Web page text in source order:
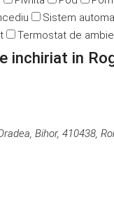
Sistem
Termostat de
inchiriat in
Bihor, 410438,